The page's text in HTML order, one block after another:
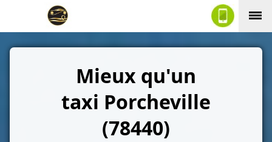
Mieux qu'un
taxi Porcheville
(78440)